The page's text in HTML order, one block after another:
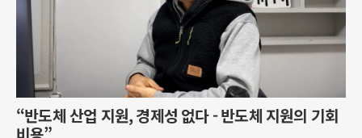
“반도체 산업 지원, 경제성 없다 - 반도체 지원의 기회